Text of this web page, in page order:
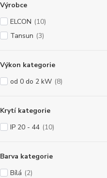
Výrobce
ELCON (10)
Tansun (3)
Výkon kategorie
od 0 do 2 kW (8)
Krytí kategorie
IP 20 - 44 (10)
Barva kategorie
Bílá (2)